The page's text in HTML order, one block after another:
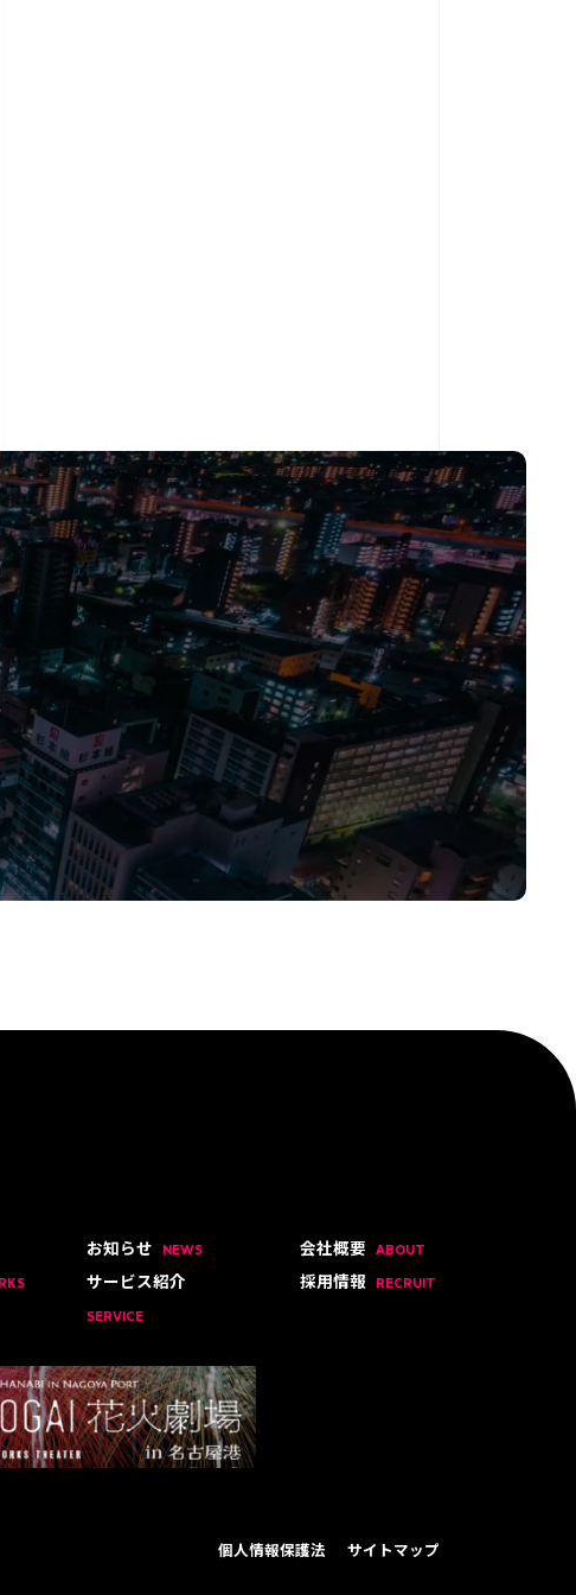
お知らせ NEWS 会社概要 ABOUT
サービス紹介
SERVICE
採用情報 RECRUIT
個人情報保護法 サイトマップ